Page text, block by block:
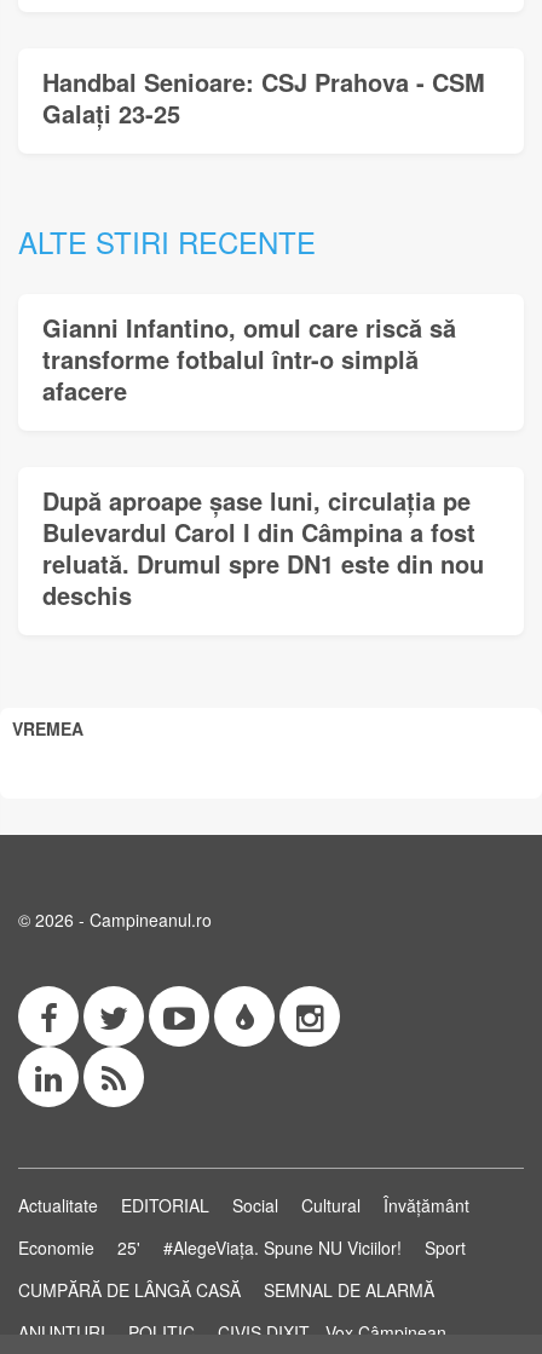
Handbal Senioare: CSJ Prahova - CSM
Galați 23-25
ALTE STIRI RECENTE
Gianni Infantino, omul care riscă să
transforme fotbalul într-o simplă
afacere
După aproape șase luni, circulația pe
Bulevardul Carol I din Câmpina a fost
reluată. Drumul spre DN1 este din nou
deschis
VREMEA
© 2026 - Campineanul.ro
Actualitate EDITORIAL Social Cultural
Învățământ
Economie
25' #AlegeViața. Spune NU Viciilor!
Sport
CUMPĂRĂ DE LÂNGĂ CASĂ
SEMNAL DE ALARMĂ
ANUNȚURI
POLITIC CIVIS DIXIT - Vox Câmpinean